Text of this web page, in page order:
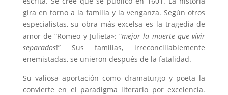
gira en torno a la familia y la venganza. Según otros
especialistas, su obra más excelsa es la tragedia de
amor de “Romeo y Julieta»: “mejor la muerte que vivir
separados!” Sus familias, irreconciliablemente
enemistadas, se unieron después de la fatalidad.
Su valiosa aportación como dramaturgo y poeta la
convierte en el paradigma literario por excelencia.